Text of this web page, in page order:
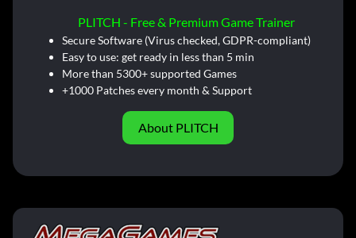
PLITCH - Free & Premium Game Trainer
Secure Software (Virus checked, GDPR-compliant)
Easy to use: get ready in less than 5 min
More than 5300+ supported Games
+1000 Patches every month & Support
About PLITCH